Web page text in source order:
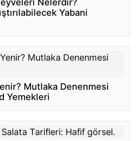
Yabani
Mutlaka Denenmesi
Yemekleri